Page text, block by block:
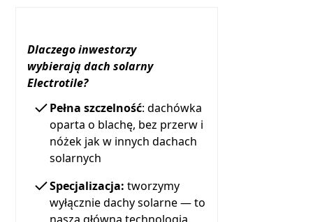
Dlaczego inwestorzy
wybierają dach solarny
Electrotile?
Pełna szczelność: dachówka
oparta o blachę, bez przerw i
nóżek jak w innych dachach
solarnych
Specjalizacja: tworzymy
wyłącznie dachy solarne — to